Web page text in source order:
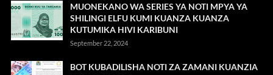
MUONEKANO WA SERIES YA NOTI MPYA YA
SHILINGI ELFU KUMI KUANZA KUANZA
KUTUMIKA HIVI KARIBUNI
September 22, 2024
BOT KUBADILISHA NOTI ZA ZAMANI KUANZIA